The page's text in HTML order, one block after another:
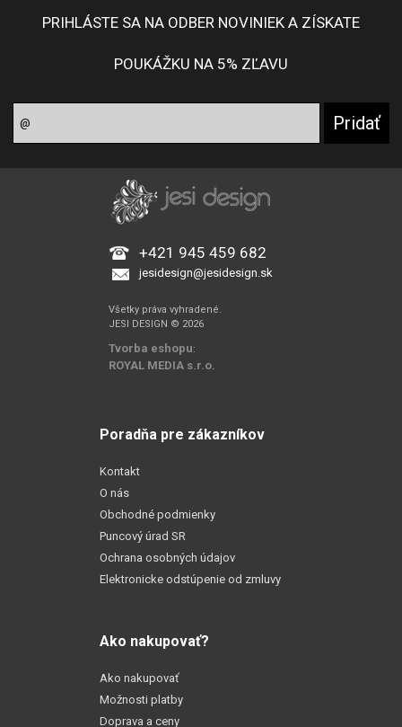
PRIHLÁSTE SA NA ODBER NOVINIEK A ZÍSKATE
POUKÁŽKU NA 5% ZĽAVU
+421 945 459 682
jesidesign@jesidesign.sk
Všetky práva vyhradené.
JESI DESIGN © 2026
Tvorba eshopu:
ROYAL MEDIA s.r.o.
Poradňa pre zákazníkov
Kontakt
O nás
Obchodné podmienky
Puncový úrad SR
Ochrana osobných údajov
Elektronicke odstúpenie od zmluvy
Ako nakupovať?
Ako nakupovať
Možnosti platby
Doprava a ceny